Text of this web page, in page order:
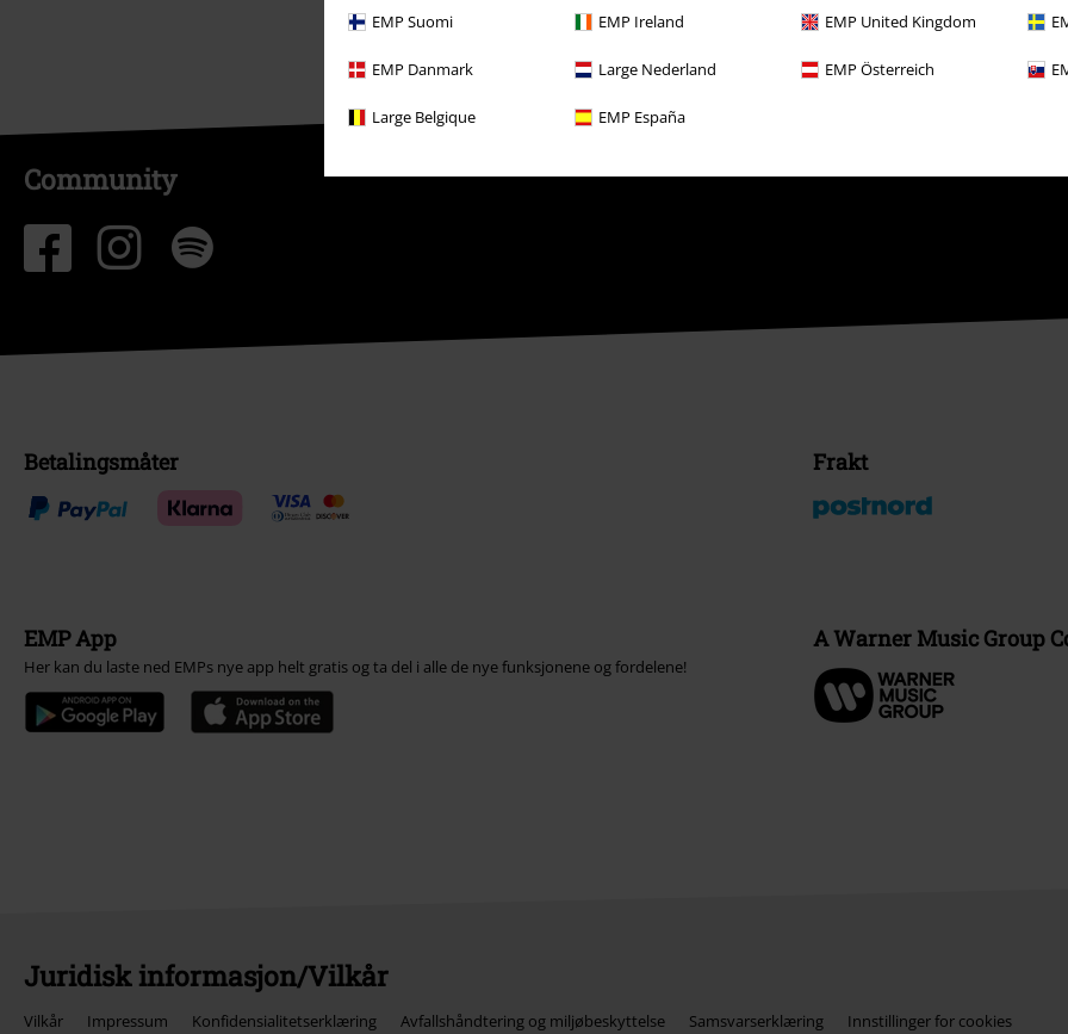
EMP Suomi EMP Ireland EMP United Kingdom
EMP Danmark Large Nederland EMP Österreich
Large Belgique EMP España
Community
Betalingsmåter Frakt
EMP App
Her kan du laste ned EMPs nye app helt gratis og ta del i alle de nye funksjonene og fordelene!
A Warner Music Group
Juridisk informasjon/Vilkår
Vilkår Impressum Konfidensialitetserklæring Avfallshåndtering og miljøbeskyttelse Samsvarserklæring Innstillinger for cookies